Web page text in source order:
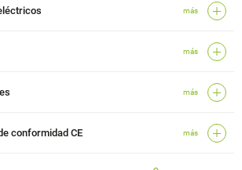
más
más
más
conformidad CE más